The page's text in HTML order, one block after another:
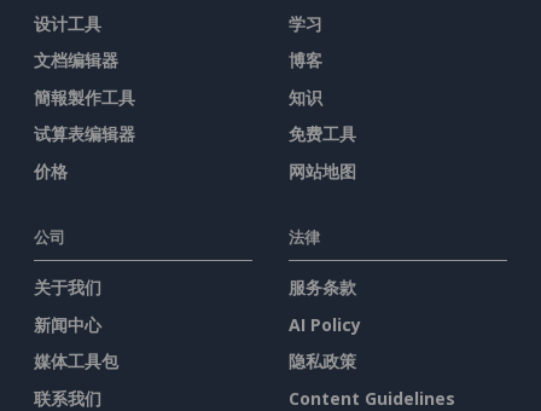
设计工具
文档编辑器
簡報製作工具
试算表编辑器
价格
学习
博客
知识
免费工具
网站地图
公司
关于我们
新闻中心
媒体工具包
联系我们
法律
服务条款
AI Policy
隐私政策
Content Guidelines